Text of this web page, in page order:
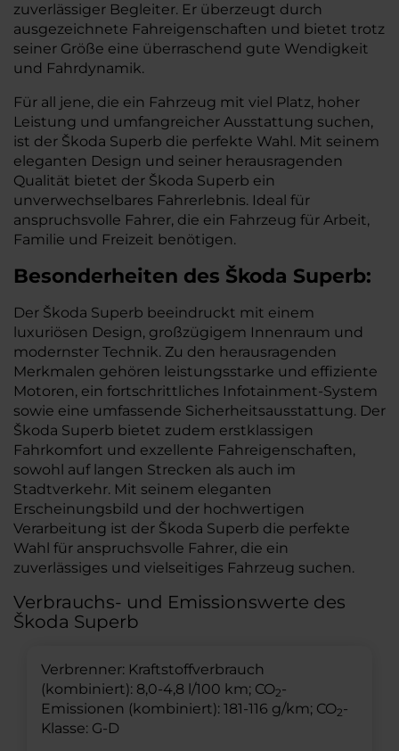
zuverlässiger Begleiter. Er überzeugt durch
ausgezeichnete Fahreigenschaften und bietet trotz
seiner Größe eine überraschend gute Wendigkeit
und Fahrdynamik.
Für all jene, die ein Fahrzeug mit viel Platz, hoher
Leistung und umfangreicher Ausstattung suchen,
ist der Škoda Superb die perfekte Wahl. Mit seinem
eleganten Design und seiner herausragenden
Qualität bietet der Škoda Superb ein
unverwechselbares Fahrerlebnis. Ideal für
anspruchsvolle Fahrer, die ein Fahrzeug für Arbeit,
Familie und Freizeit benötigen.
Besonderheiten des Škoda Superb:
Der Škoda Superb beeindruckt mit einem
luxuriösen Design, großzügigem Innenraum und
modernster Technik. Zu den herausragenden
Merkmalen gehören leistungsstarke und effiziente
Motoren, ein fortschrittliches Infotainment-System
sowie eine umfassende Sicherheitsausstattung. Der
Škoda Superb bietet zudem erstklassigen
Fahrkomfort und exzellente Fahreigenschaften,
sowohl auf langen Strecken als auch im
Stadtverkehr. Mit seinem eleganten
Erscheinungsbild und der hochwertigen
Verarbeitung ist der Škoda Superb die perfekte
Wahl für anspruchsvolle Fahrer, die ein
zuverlässiges und vielseitiges Fahrzeug suchen.
Verbrauchs- und Emissionswerte des
Škoda Superb
Verbrenner: Kraftstoffverbrauch
(kombiniert): 8,0-4,8 l/100 km; CO2-
Emissionen (kombiniert): 181-116 g/km; CO2-
Klasse: G-D